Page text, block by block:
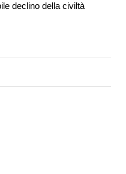
declino della civiltà